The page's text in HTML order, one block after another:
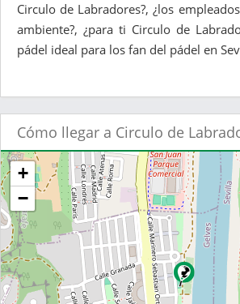
Circulo de Labradores?, ¿los
ambiente?, ¿para ti Circulo de
pádel ideal para los fan del pádel en
Cómo llegar a Circulo de
+
−